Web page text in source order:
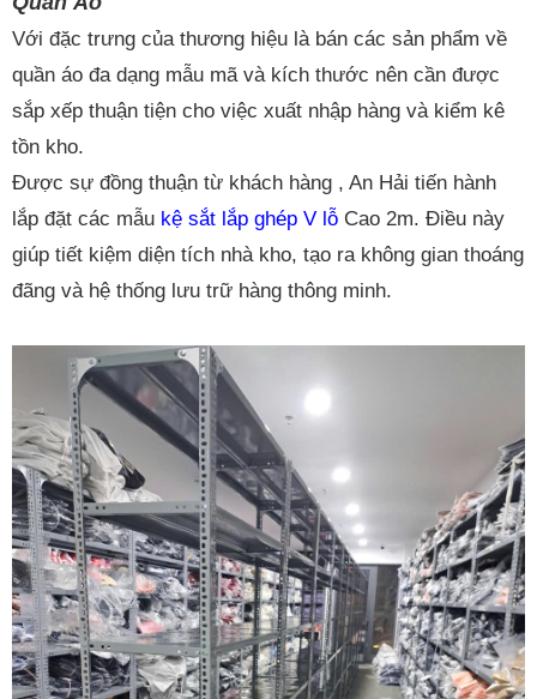
Với đặc trưng của thương hiệu là bán các sản phẩm về
quần áo đa dạng mẫu mã và kích thước nên cần được
sắp xếp thuận tiện cho việc xuất nhập hàng và kiểm kê
tồn kho.
Được sự đồng thuận từ khách hàng , An Hải tiến hành
lắp đặt các mẫu kệ sắt lắp ghép V lỗ Cao 2m. Điều này
giúp tiết kiệm diện tích nhà kho, tạo ra không gian thoáng
đãng và hệ thống lưu trữ hàng thông minh.